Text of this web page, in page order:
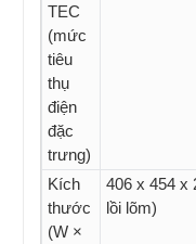
TEC
(mức
tiêu
thụ
điện
đặc
trưng)
Kích
thước
(W ×
406 x 454 x
lồi lõm)